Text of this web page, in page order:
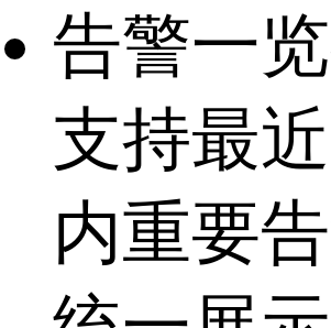
告警一
支持最
内重要